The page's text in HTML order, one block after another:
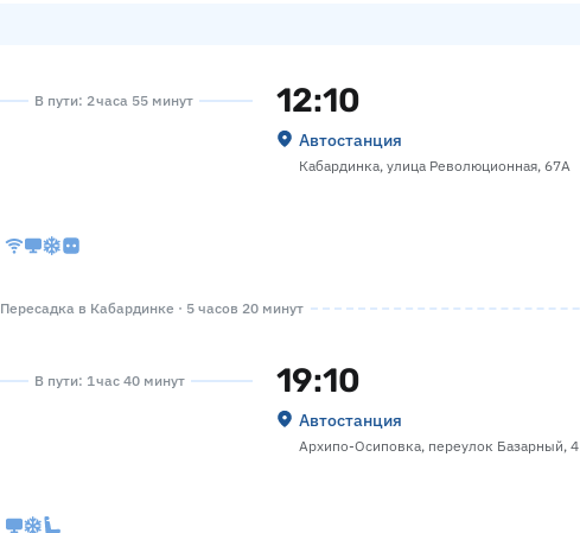
В пути: 2 часа 55 минут 12:10
Автостанция
Кабардинка, улица Революционная, 67А
Пересадка в Кабардинке · 5 часов 20 минут
В пути: 1 час 40 минут 19:10
Автостанция
Архипо-Осиповка, переулок Базарный, 4